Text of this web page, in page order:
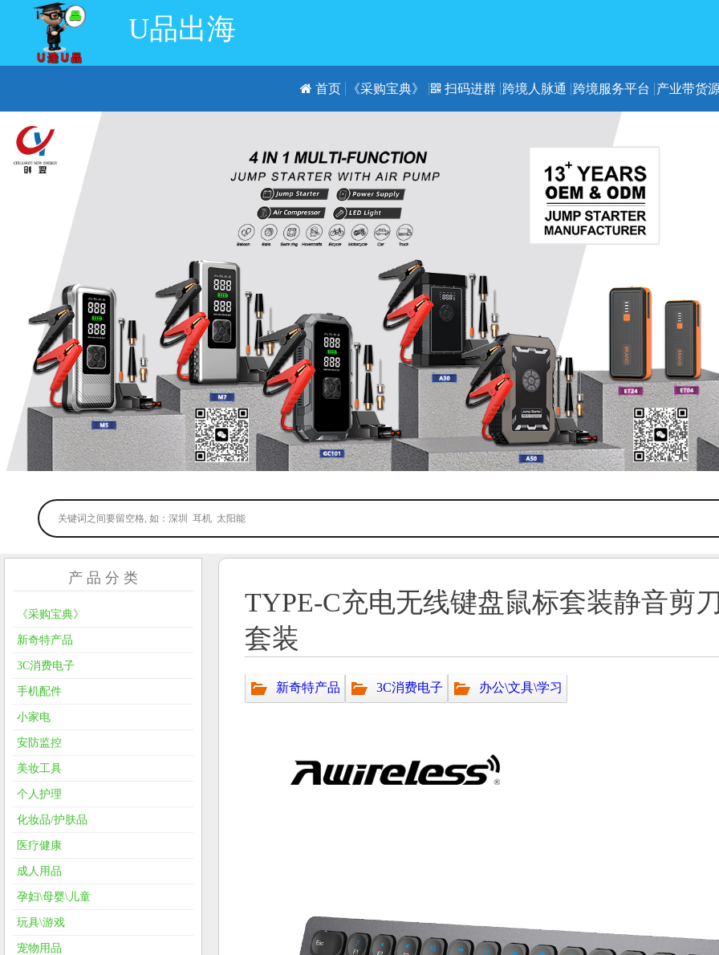
U品出海
首页 《采购宝典》 扫码进群 跨境人脉通 跨境服务平台 产业带货
TYPE-C充电无线键盘鼠标套装静音剪
套装
新奇特产品 3C消费电子 办公\文具\学习
产 品 分 类
《采购宝典》
新奇特产品
3C消费电子
手机配件
小家电
安防监控
美妆工具
个人护理
化妆品/护肤品
医疗健康
成人用品
孕妇\母婴\儿童
玩具\游戏
宠物用品